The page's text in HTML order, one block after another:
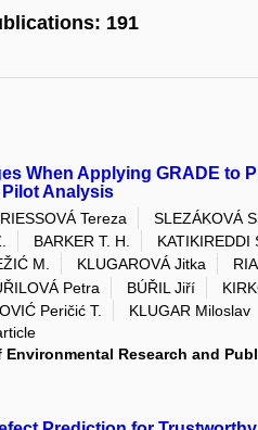
191
When Applying GRADE to
Analysis
Tereza SLEZÁKOVÁ
BARKER T. H. KATIKIREDDI
M. KLUGAROVÁ Jitka
Petra BÚŘIL Jiří
Peričić T.
KLUGAR Miloslav
Research and